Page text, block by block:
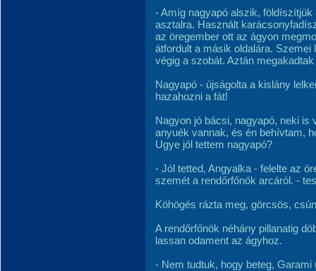
- Amíg nagyapó alszik,
asztalra. Használt
az öregember ott az ágyon
átfordult a másik oldalára.
végig a szobát. Aztán
Nagyapó - újságolta a kislány
hazahozni a fát!
Nagyon jó bácsi, nagyapó, neki is
anyuék vannak, és én behívtam,
Ugye jól tettem nagyapó?
- Jól tetted, Angyalka - felelte az
szemét a rendőrfőnök arcáról. -
Köhögés rázta meg, görcsös,
A rendőrfőnök néhány pillanatig
lassan odament az ágyhoz.
- Nem tudtuk, hogy beteg,